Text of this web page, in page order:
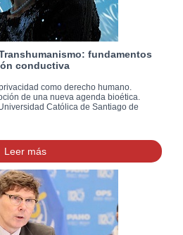
fundamentos
conductiva
como derecho humano.
de una nueva agenda bioética.
Católica de Santiago de
Leer más